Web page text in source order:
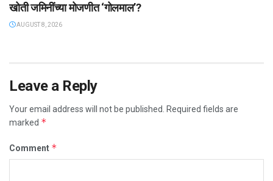
खोती जमिनींच्या मोजणीत ‌‘गोलमाल‌’?
AUGUST 8, 2026
Leave a Reply
Your email address will not be published.
Required fields are
marked *
Comment *